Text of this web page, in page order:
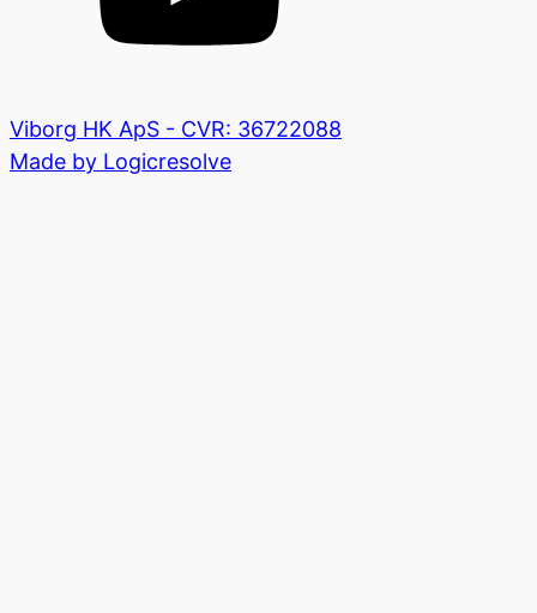
Viborg HK ApS - CVR: 36722088
Made by Logicresolve